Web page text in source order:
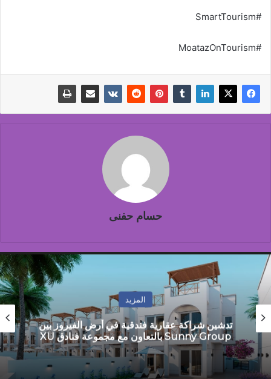
#SmartTourism
#MoatazOnTourism
حسام حفنى
المزيد
بيان تضامني مع مدير عام إدارة حدائق القبة التعليمية